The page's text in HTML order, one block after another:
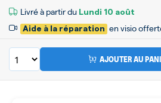
Livré à partir du Lundi 10 août
Aide à la réparation en visio
AJOUTER AU